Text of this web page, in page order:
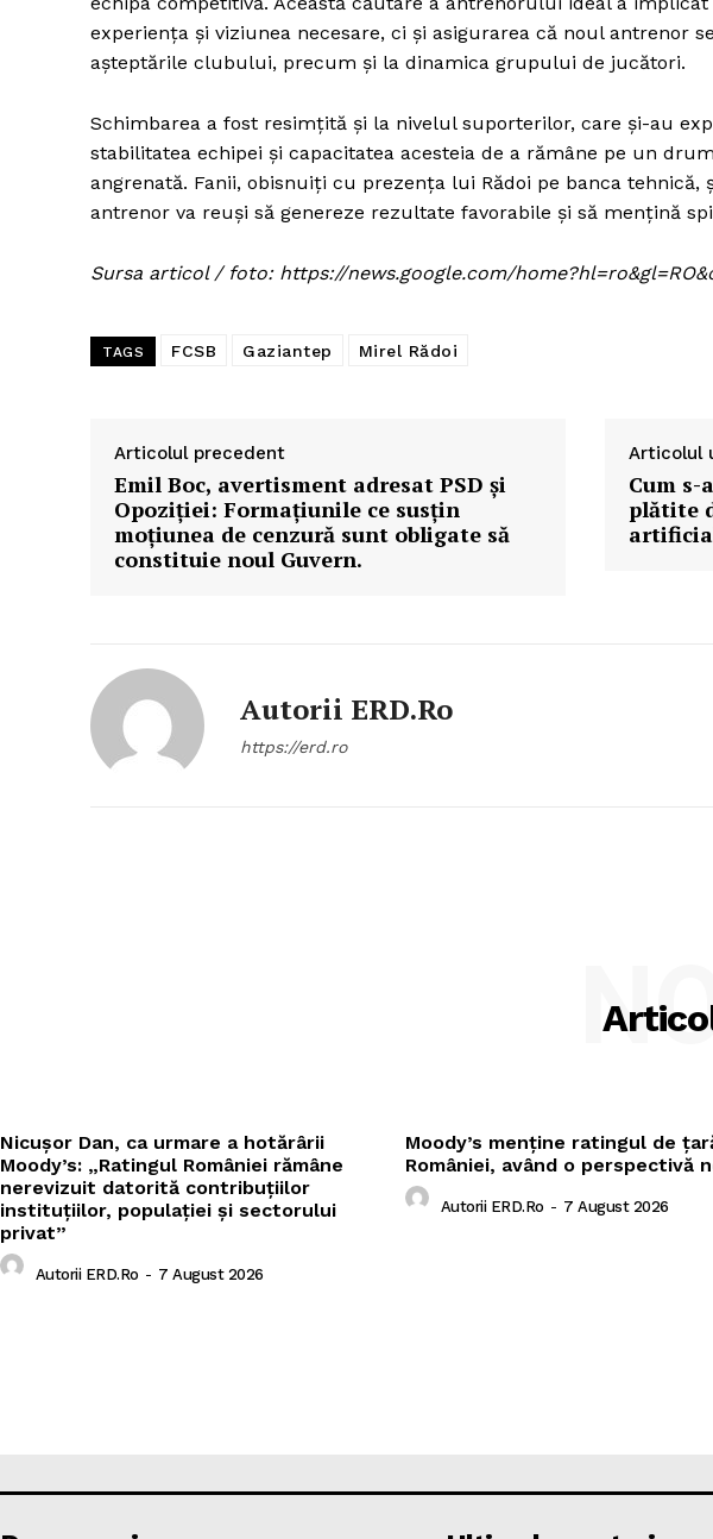
experiența și viziunea necesare, ci și asigurarea că noul antrenor
așteptările clubului, precum și la dinamica grupului de jucători.
Schimbarea a fost resimțită și la nivelul suporterilor, care și-au
stabilitatea echipei și capacitatea acesteia de a rămâne pe un
angrenată. Fanii, obisnuiți cu prezența lui Rădoi pe banca
antrenor va reuși să genereze rezultate favorabile și să mențină
Sursa articol / foto: https://news.google.com/
TAGS FCSB Gaziantep Mirel Rădoi
Articolul precedent
Emil Boc, avertisment adresat PSD și
Opoziției: Formațiunile ce susțin
moțiunea de cenzură sunt obligate să
constituie noul Guvern.
Articolul
Cum
plătite
Autorii ERD.ro
https://erd.ro
Nicușor Dan, ca urmare a hotărârii
Moody’s: „Ratingul României rămâne
nerevizuit datorită contribuțiilor
instituțiilor, populației și sectorului
privat”
Autorii ERD.ro - 7 August 2026
Moody’s menține ratingul de
României, având o perspectivă
Autorii ERD.ro - 7 August 2026